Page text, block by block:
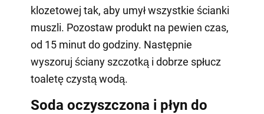
klozetowej tak, aby umył wszystkie ścianki
muszli. Pozostaw produkt na pewien czas,
od 15 minut do godziny. Następnie
wyszoruj ściany szczotką i dobrze spłucz
toaletę czystą wodą.
Soda oczyszczona i płyn do